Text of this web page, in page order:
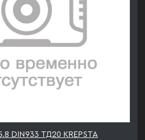
DIN933 ТД20 KREPSTA